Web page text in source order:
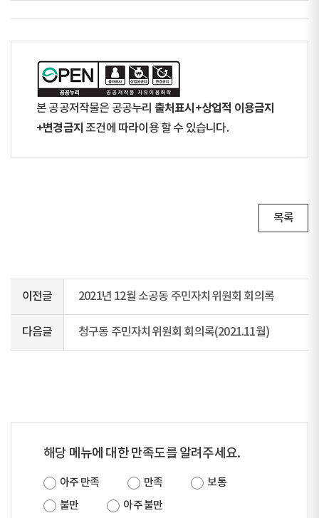
본 공공저작물은 공공누리 출처표시+상업적 이용금지
+변경금지 조건에 따라이용 할 수 있습니다.
목록
이전글 2021년 12월 소공동 주민자치위원회 회의록
다음글 청구동 주민자치위원회 회의록(2021.11월)
해당 메뉴에 대한 만족도를 알려주세요.
아주 만족 만족
보통
불만
아주 불만